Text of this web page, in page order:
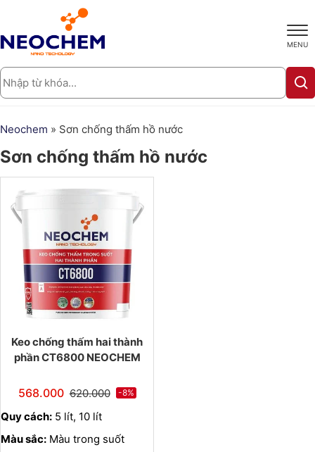
MENU
Neochem » Sơn chống thấm hồ nước
Sơn chống thấm hồ nước
Keo chống thấm hai thành
phần CT6800 NEOCHEM
568.000 620.000 -8%
Quy cách: 5 lít, 10 lít
Màu sắc: Màu trong suốt